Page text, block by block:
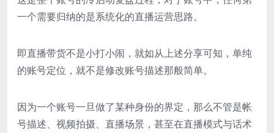
一个需要归纳的是系统化的直播运营思路。
即直播带货不是小打小闹，就如从上述分享可知，单纯
的账号定位，就不是修改账号描述那般简单。
因为一个账号一旦做了某种身份的界定，那么不管是帐
号描述、视频拍摄、直播场景，甚至在直播模式与话术